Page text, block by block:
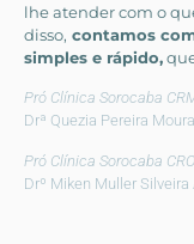
lhe atender com o
disso, contamos
simples e rápido,
Pró Clínica Sorocaba
Drª Quezia Pereira
Pró Clínica Sorocaba
Drº Miken Muller